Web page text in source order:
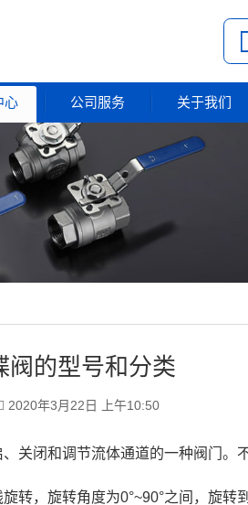
心 公司服务 关于我们
阀的型号和分类
2020年3月22日 上午10:50
关闭和调节流体通道的一种阀门。
，旋转角度为0°~90°之间，旋转